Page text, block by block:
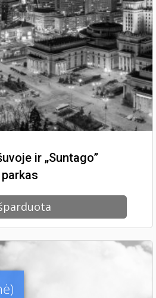
ir „Suntago”